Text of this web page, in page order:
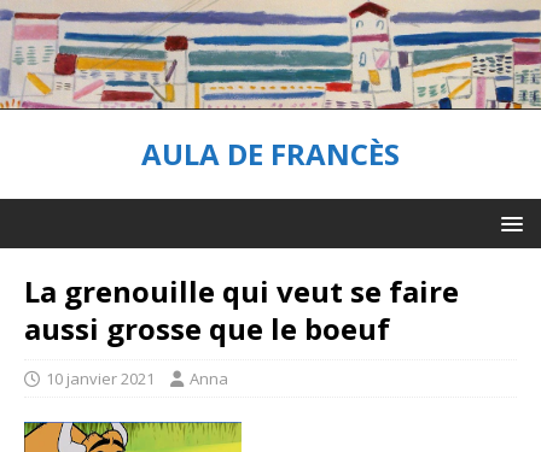
AULA DE FRANCÈS
La grenouille qui veut se faire
aussi grosse que le boeuf
10 janvier 2021 Anna